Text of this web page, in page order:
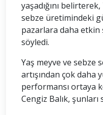
yaşadığını
sebze üretimindeki
pazarlara daha etkin
söyledi.
Yaş meyve ve
artışından çok daha
performansı ortaya
Cengiz Balık, şunları